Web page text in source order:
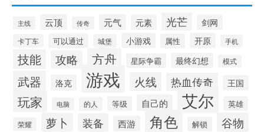
主线 云顶 传奇 元气 元素 光芒 剑网
卡丁车 可以通过 城堡 小游戏 属性 开原 手机
技能 攻略 方舟 星际争霸 最终幻想 模式
武器 洛克 游戏 火线 热血传奇 王国
玩家 电脑 的人 等级 自己的 艾尔 英雄
荣耀 萝卜 装备 西游 角色 解锁 谷物